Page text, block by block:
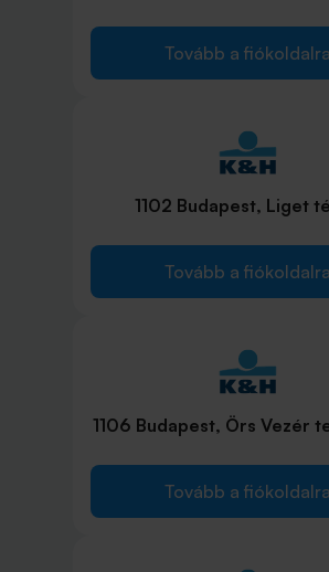
Tovább a fiókoldalra
1102 Budapest, Liget
Tovább a fiókoldalra
1106 Budapest, Örs Vezér
Tovább a fiókoldalra